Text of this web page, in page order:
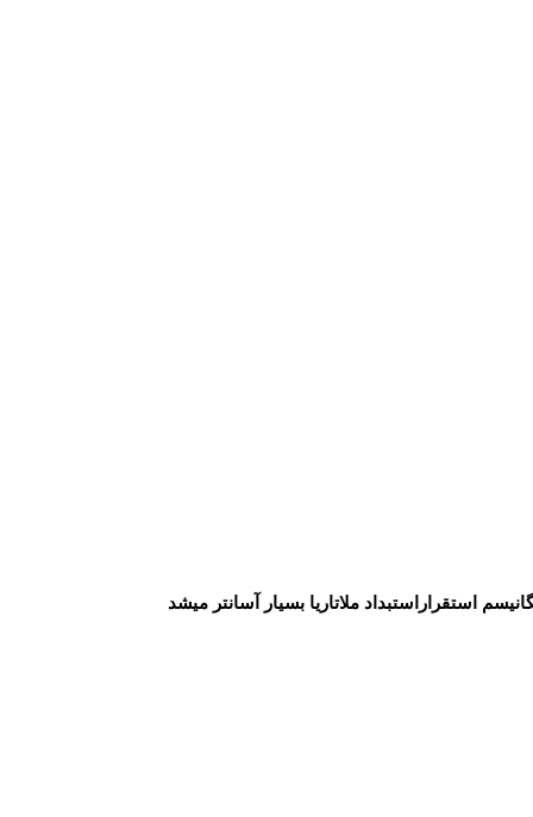
استقراراستبداد ملاتاریا بسیار آسان‏تر می‏شد